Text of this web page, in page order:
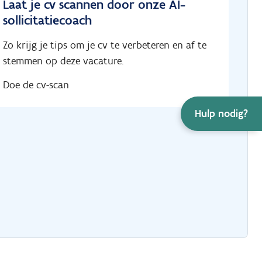
Hulp nodig?
Laat je cv scannen door onze AI-
sollicitatiecoach
Zo krijg je tips om je cv te verbeteren en af te
stemmen op deze vacature.
Doe de cv-scan